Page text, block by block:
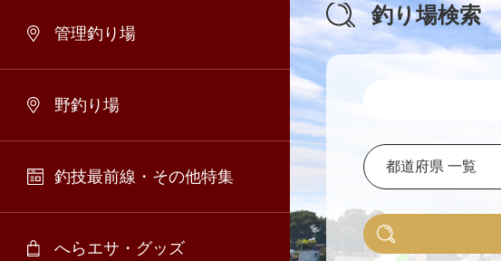
管理釣り場
野釣り場
釣技最前線・その他特集
へらエサ・グッズ
釣り場検索